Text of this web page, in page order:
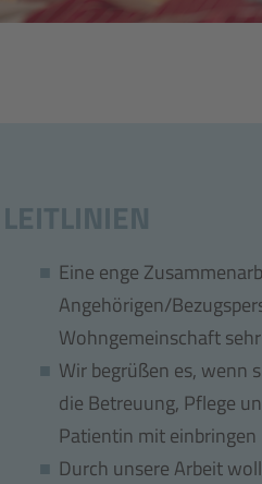
Eine enge
Angehörigen/
Wohngemeinschaft
Wir begrüßen es, wenn
die Betreuung, Pflege
Patientin mit einbringen
Durch unsere Arbeit